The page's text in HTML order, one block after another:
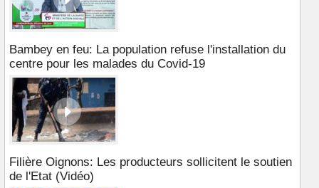
Bambey en feu: La population refuse l'installation du
centre pour les malades du Covid-19
Filière Oignons: Les producteurs sollicitent le soutien
de l'Etat (Vidéo)